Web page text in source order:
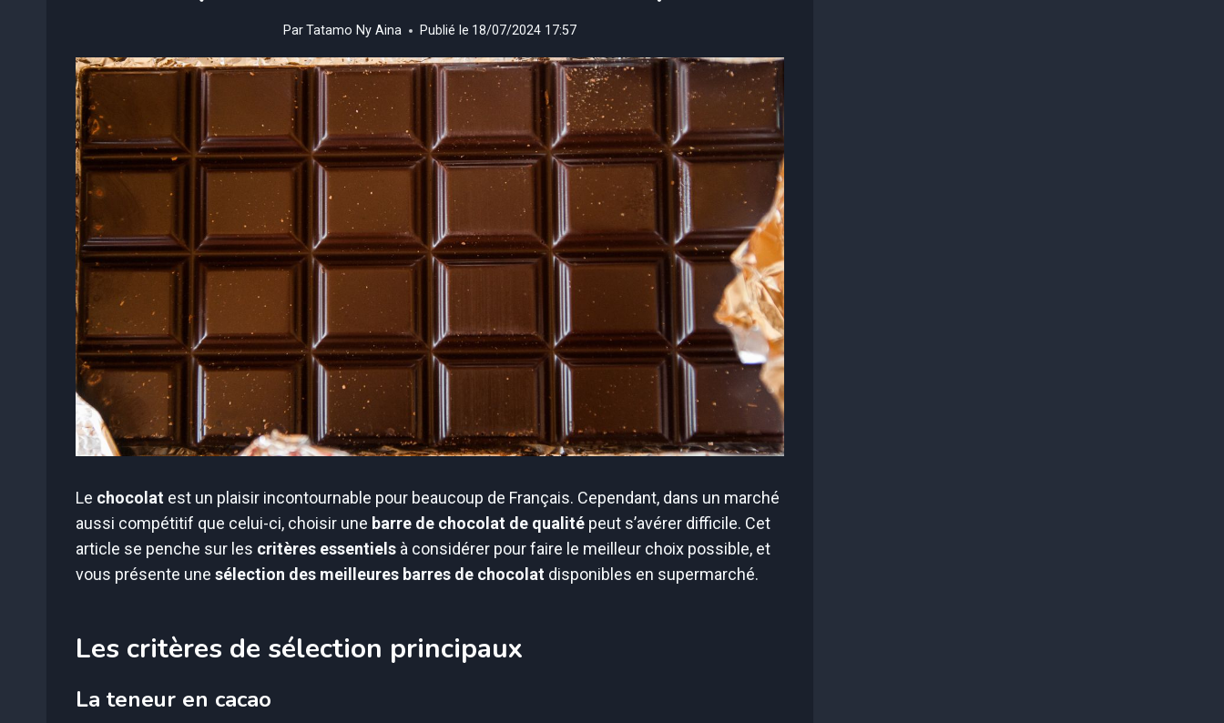
ParTatamo Ny Aina Publié le 18/07/2024 17:57
Le chocolat est un plaisir incontournable pour beaucoup de Français. Cependant, dans un marché
aussi compétitif que celui-ci, choisir une barre de chocolat de qualité peut s’avérer difficile. Cet
article se penche sur les critères essentiels à considérer pour faire le meilleur choix possible, et
vous présente une sélection des meilleures barres de chocolat disponibles en supermarché.
Les critères de sélection principaux
La teneur en cacao